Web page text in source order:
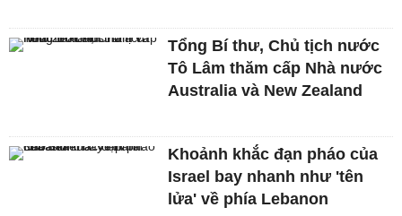
Tổng Bí thư, Chủ tịch nước
Tô Lâm thăm cấp Nhà nước
Australia và New Zealand
Khoảnh khắc đạn pháo của
Israel bay nhanh như 'tên
lửa' về phía Lebanon